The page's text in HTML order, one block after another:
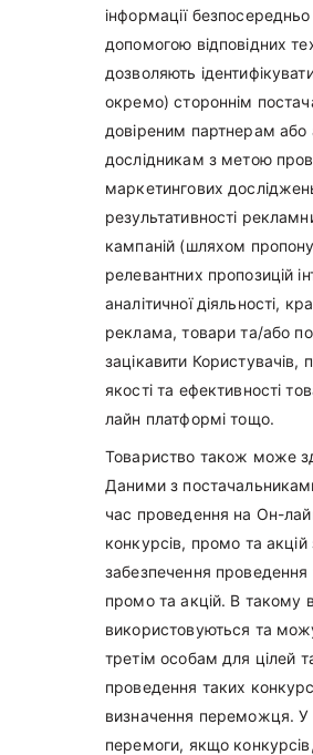
інформації безпосередньо
допомогою відповідних
дозволяють
окремо) стороннім
довіреним партнерам або
дослідникам з метою
маркетингових
результативності
кампаній (шляхом
релевантних пропозицій
аналітичної діяльності,
реклама, товари та/або
зацікавити Користувачів,
якості та ефективності
лайн платформі тощо.
Товариство також може
Даними з
час проведення на Он-
конкурсів, промо та
забезпечення проведення
промо та акцій. В такому
використовуються та
третім особам для цілей
проведення таких
визначення переможця. У
перемоги, якщо